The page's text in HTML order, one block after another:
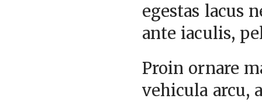
egestas lacus
ante iaculis,
Proin ornare
vehicula arcu,